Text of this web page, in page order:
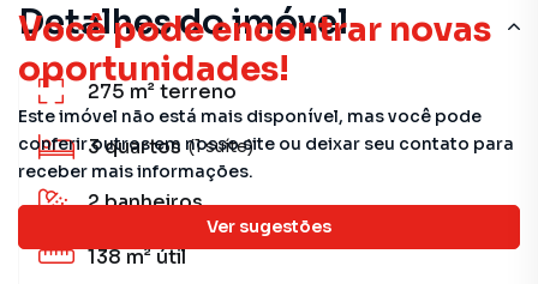
Você pode encontrar novas
oportunidades!
Este imóvel não está mais disponível, mas você pode
conferir outros em nosso site ou deixar seu contato para
receber mais informações.
Ver sugestões
Detalhes do imóvel
275 m²terreno
3quartos (1 suíte)
2banheiros
138 m²útil